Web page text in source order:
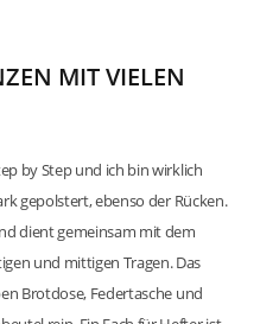
MIT VIELEN
by Step und ich bin wirklich
gepolstert, ebenso der Rücken.
dient gemeinsam mit dem
und mittigen Tragen. Das
Brotdose, Federtasche und